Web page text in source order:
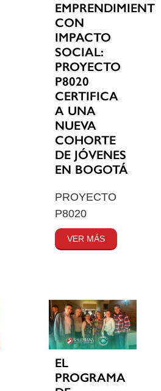
CON
IMPACTO
SOCIAL:
PROYECTO
P8020
CERTIFICA
A UNA
NUEVA
COHORTE
DE JÓVENES
EN BOGOTÁ
PROYECTO
P8020
VER MÁS
EL
PROGRAMA